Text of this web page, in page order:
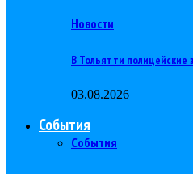
Новости
В Тольятти полицейские
03.08.2026
События
События